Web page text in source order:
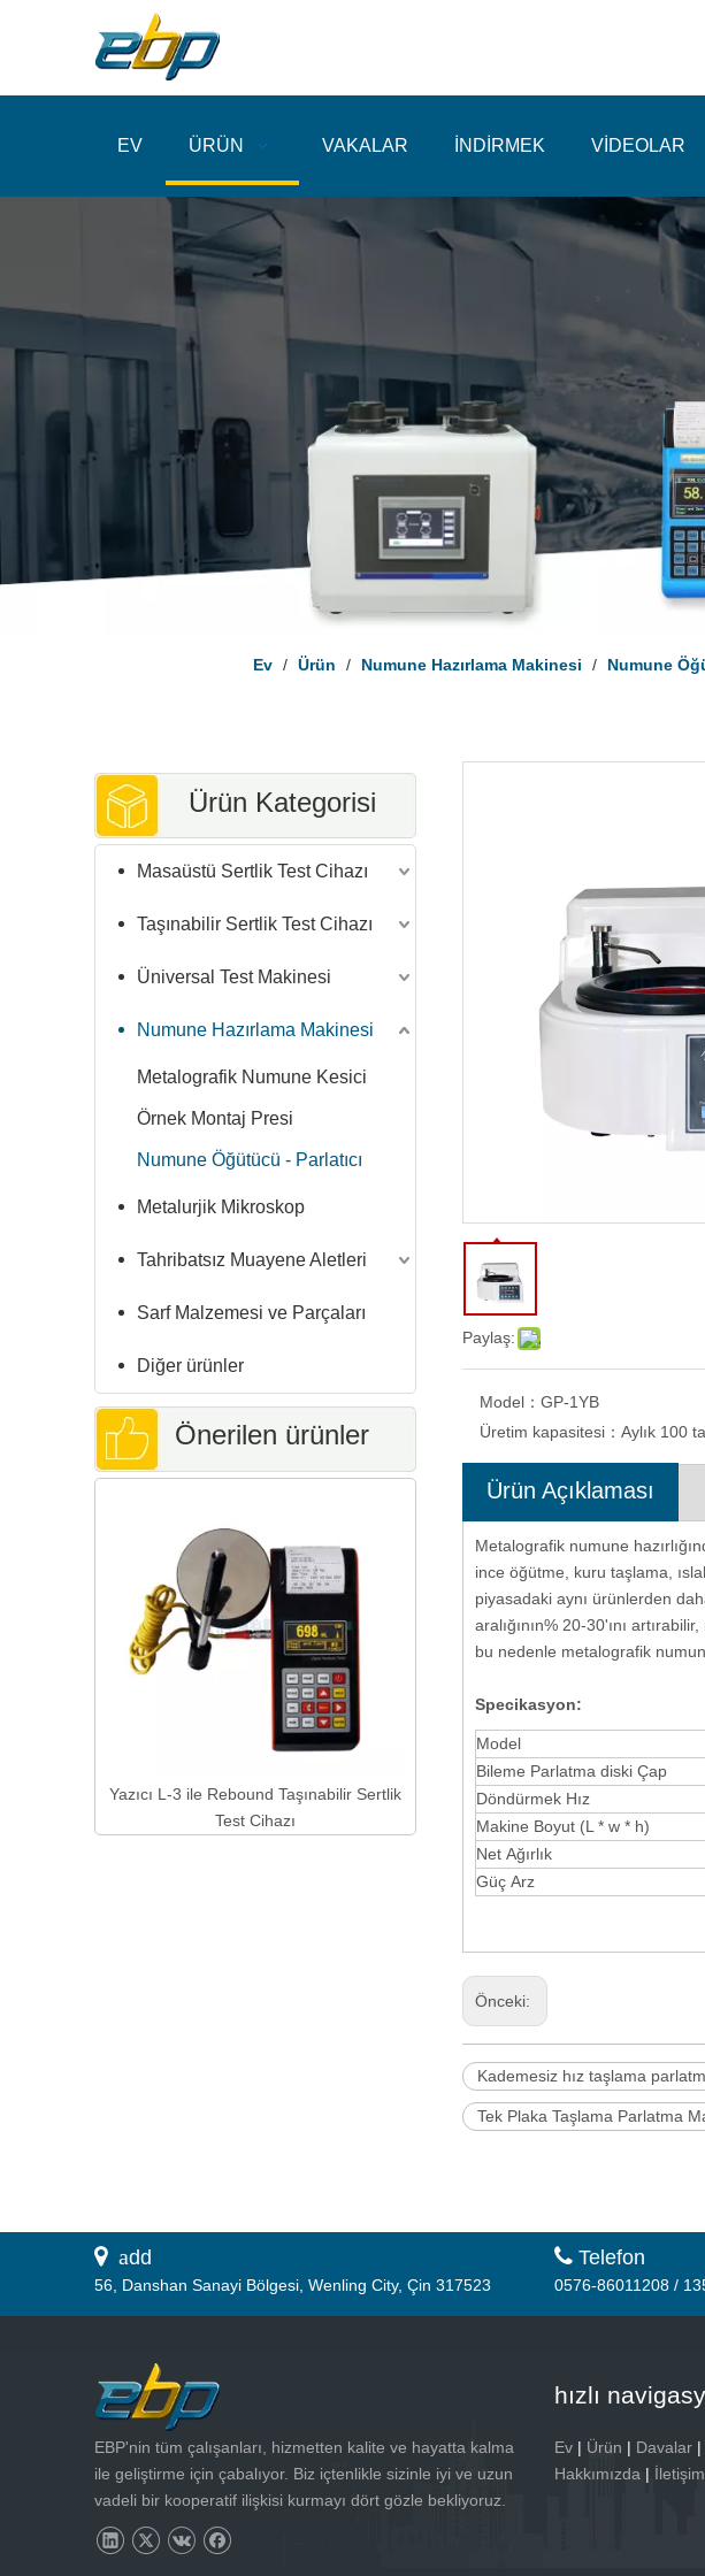
EV ÜRÜN VAKALAR İNDİRMEK VİDEOLAR
Ev / Ürün / Numune Hazırlama Makinesi / Numune
Ürün Kategorisi
Masaüstü Sertlik Test Cihazı
Taşınabilir Sertlik Test Cihazı
Üniversal Test Makinesi
Numune Hazırlama Makinesi
Metalografik Numune Kesici
Örnek Montaj Presi
Numune Öğütücü - Parlatıcı
Metalurjik Mikroskop
Tahribatsız Muayene Aletleri
Sarf Malzemesi ve Parçaları
Diğer ürünler
Önerilen ürünler
Yazıcı L-3 ile Rebound Taşınabilir Sertlik
Test Cihazı
Otomatik Programlanabilir Metal
Parçalar Kesme Makinesi İş Parçası
Numune Kesici
Paylaş:
Model： GP-1YB
Üretim kapasitesi： Aylık 100
Ürün Açıklaması
Metalografik numune
ince öğütme, kuru taşlama,
piyasadaki aynı ürünlerden
aralığının% 20-30'ını
bu nedenle metalografik
Specikasyon:
Model
Bileme Parlatma diski Çap
Döndürmek Hız
Makine Boyut (L * w * h)
Net Ağırlık
Güç Arz
Önceki:
Kademesiz hız taşlama
Tek Plaka Taşlama Parlatma
 add
56, Danshan Sanayi Bölgesi, Wenling City, Çin 317523
 Telefon
0576-86011208 /
EBP'nin tüm çalışanları, hizmetten kalite ve hayatta kalma
ile geliştirme için çabalıyor. Biz içtenlikle sizinle iyi ve uzun
vadeli bir kooperatif ilişkisi kurmayı dört gözle bekliyoruz.
hızlı
Ev | Ürün | Davalar |
Hakkımızda | İletişim